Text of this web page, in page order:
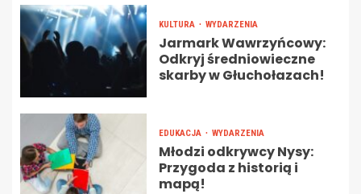
KULTURA WYDARZENIA
Jarmark Wawrzyńcowy:
Odkryj średniowieczne
skarby w Głuchołazach!
EDUKACJA WYDARZENIA
Młodzi odkrywcy Nysy:
Przygoda z historią i
mapą!